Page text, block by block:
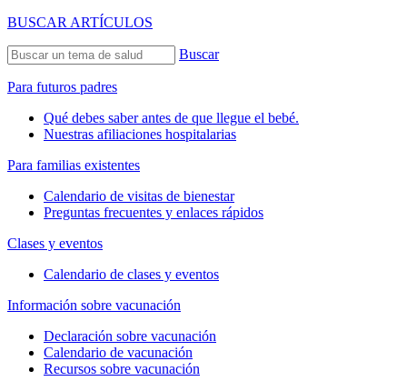
BUSCAR ARTÍCULOS
Buscar
Para futuros padres
Qué debes saber antes de que llegue el bebé.
Nuestras afiliaciones hospitalarias
Para familias existentes
Calendario de visitas de bienestar
Preguntas frecuentes y enlaces rápidos
Clases y eventos
Calendario de clases y eventos
Información sobre vacunación
Declaración sobre vacunación
Calendario de vacunación
Recursos sobre vacunación